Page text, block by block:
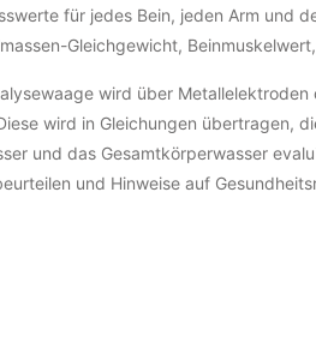
für jedes Bein, jeden Arm und
Gleichgewicht,
wird über
wird in Gleichungen übertragen,
und das Gesamtkörperwasser
und Hinweise auf